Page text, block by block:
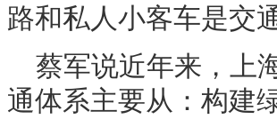
路和私人小客车是交
蔡军说近年来，上
通体系主要从：构建